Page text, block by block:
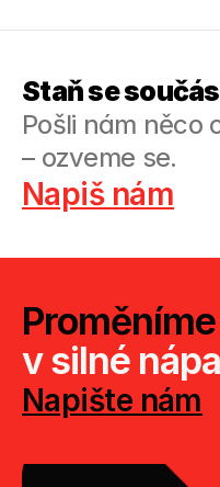
Staň se
Pošli nám něco
– ozveme se.
Napiš nám
v silné
Napište nám